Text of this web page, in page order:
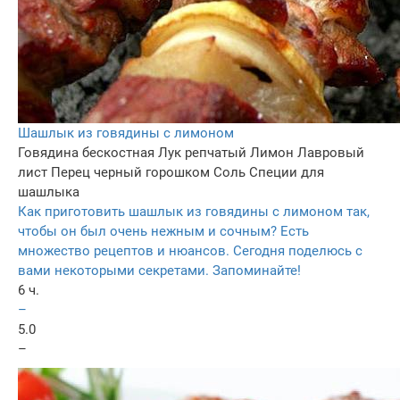
Шaшлык из говядины с лимoнoм
Говядина бескостная Лук репчатый Лимон Лавровый
лист Перец черный горошком Соль Специи для
шашлыка
Как приготовить шашлык из говядины с лимоном так,
чтобы он был очень нежным и сочным? Есть
множество рецептов и нюансов. Сегодня поделюсь с
вами некоторыми секретами. Запоминайте!
6 ч.
–
5.0
–